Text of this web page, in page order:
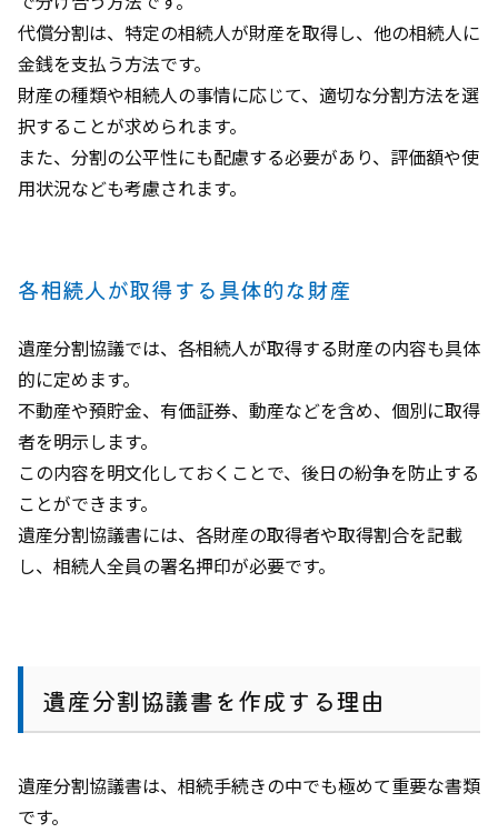
代償分割は、特定の相続人が財産を取得し、他の相続人に
金銭を支払う方法です。
財産の種類や相続人の事情に応じて、適切な分割方法を選
択することが求められます。
また、分割の公平性にも配慮する必要があり、評価額や使
用状況なども考慮されます。
各相続人が取得する具体的な財産
遺産分割協議では、各相続人が取得する財産の内容も具体
的に定めます。
不動産や預貯金、有価証券、動産などを含め、個別に取得
者を明示します。
この内容を明文化しておくことで、後日の紛争を防止する
ことができます。
遺産分割協議書には、各財産の取得者や取得割合を記載
し、相続人全員の署名押印が必要です。
遺産分割協議書を作成する理由
遺産分割協議書は、相続手続きの中でも極めて重要な書類
です。